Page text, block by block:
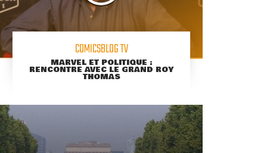
COMICSBLOG TV
MARVEL ET POLITIQUE :
RENCONTRE AVEC LE GRAND ROY
THOMAS